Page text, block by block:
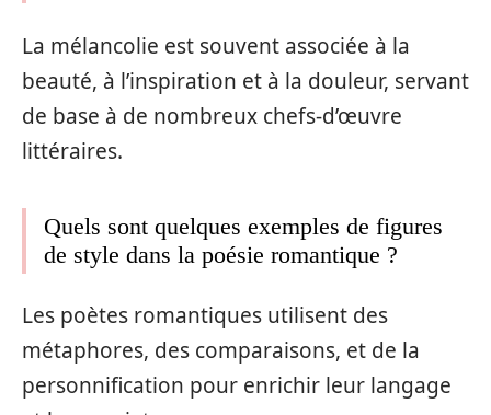
La mélancolie est souvent associée à la
beauté, à l’inspiration et à la douleur, servant
de base à de nombreux chefs-d’œuvre
littéraires.
Quels sont quelques exemples de figures
de style dans la poésie romantique ?
Les poètes romantiques utilisent des
métaphores, des comparaisons, et de la
personnification pour enrichir leur langage